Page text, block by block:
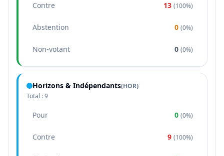
Contre 13 (100%)
Abstention 0 (0%)
Non-votant 0 (0%)
Horizons & Indépendants(HOR)
Total :9
Pour 0 (0%)
Contre 9 (100%)